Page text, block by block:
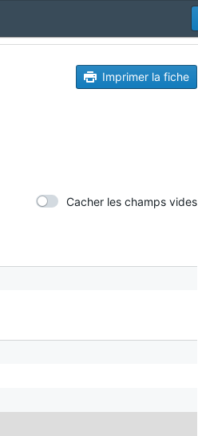
Imprimer la fiche
Cacher les champs vides